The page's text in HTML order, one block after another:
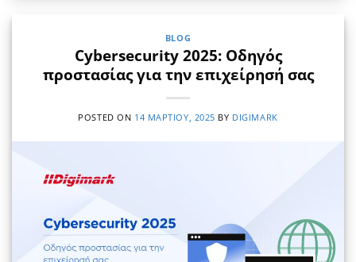
BLOG
Cybersecurity 2025: Οδηγός
προστασίας για την επιχείρησή σας
POSTED ON 14 ΜΑΡΤΊΟΥ, 2025 BY DIGIMARK